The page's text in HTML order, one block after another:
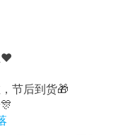
❤️
节后到货🎁